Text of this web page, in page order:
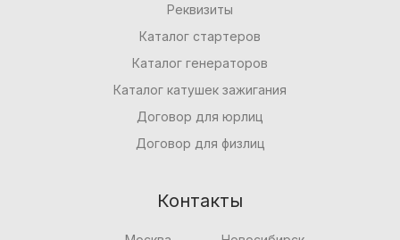
Реквизиты
Каталог стартеров
Каталог генераторов
Каталог катушек зажигания
Договор для юрлиц
Договор для физлиц
Контакты